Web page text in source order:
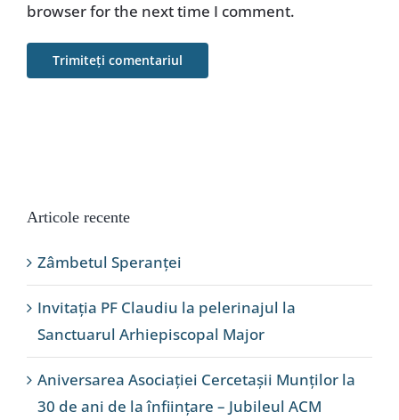
browser for the next time I comment.
Articole recente
Zâmbetul Speranței
Invitația PF Claudiu la pelerinajul la
Sanctuarul Arhiepiscopal Major
Aniversarea Asociației Cercetașii Munților la
30 de ani de la înființare – Jubileul ACM